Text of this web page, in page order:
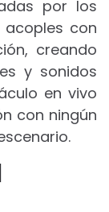
por los
con
creando
y sonidos
en vivo
con ningún